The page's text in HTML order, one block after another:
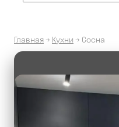
Главная→ Кухни → Сосна